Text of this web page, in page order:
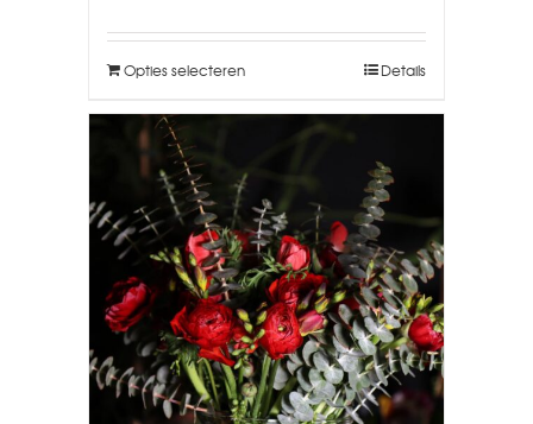
Opties selecteren Details